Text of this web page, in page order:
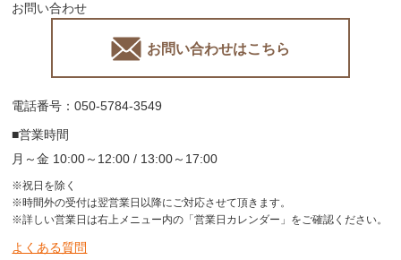
お問い合わせ
お問い合わせはこちら
電話番号：050-5784-3549
■営業時間
月～金 10:00～12:00 / 13:00～17:00
※祝日を除く
※時間外の受付は翌営業日以降にご対応させて頂きます。
※詳しい営業日は右上メニュー内の「営業日カレンダー」をご確認ください。
よくある質問